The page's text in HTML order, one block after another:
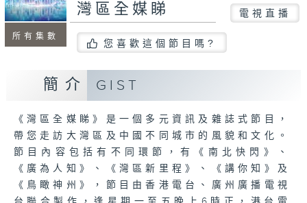
所有集數
灣區全媒睇 電視直播
您喜歡這個節目嗎?
簡介 GIST
《灣區全媒睇》是一個多元資訊及雜誌式節目，
帶您走訪大灣區及中國不同城市的風貌和文化。
節目內容包括有不同環節，有《南北快閃》、
《廣為人知》、《灣區新里程》、《講你知》及
《鳥瞰神州》，節目由香港電台、廣州廣播電視